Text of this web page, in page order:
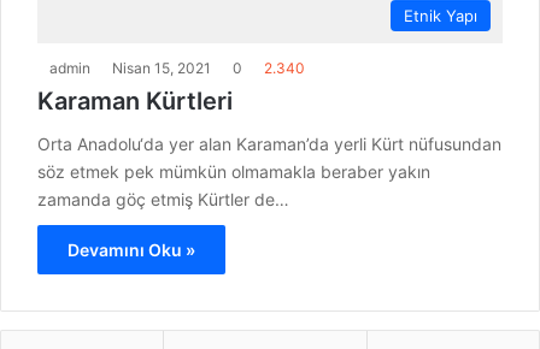
Etnik Yapı
admin Nisan 15, 2021 0 2.340
Karaman Kürtleri
Orta Anadolu‘da yer alan Karaman’da yerli Kürt nüfusundan
söz etmek pek mümkün olmamakla beraber yakın
zamanda göç etmiş Kürtler de…
Devamını Oku »